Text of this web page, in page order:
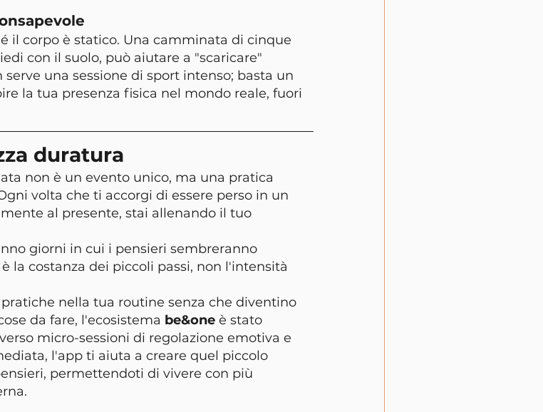
il corpo è statico. Una camminata di cinque
con il suolo, può aiutare a "scaricare"
una sessione di sport intenso; basta un
la tua presenza fisica nel mondo reale, fuori
duratura
non è un evento unico, ma una pratica
volta che ti accorgi di essere perso in un
al presente, stai allenando il tuo
giorni in cui i pensieri sembreranno
la costanza dei piccoli passi, non l'intensità
nella tua routine senza che diventino
da fare, l'ecosistema be&one è stato
micro-sessioni di regolazione emotiva e
l'app ti aiuta a creare quel piccolo
permettendoti di vivere con più